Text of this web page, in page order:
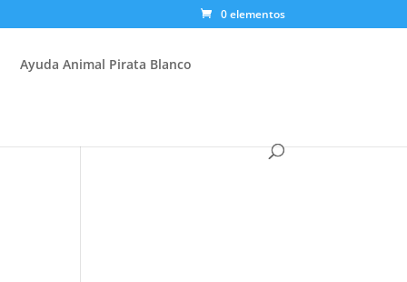
0 elementos
Ayuda Animal Pirata Blanco